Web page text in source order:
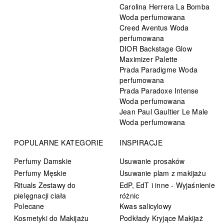
Carolina Herrera La Bomba
Woda perfumowana
Creed Aventus Woda
perfumowana
DIOR Backstage Glow
Maximizer Palette
Prada Paradigme Woda
perfumowana
Prada Paradoxe Intense
Woda perfumowana
Jean Paul Gaultier Le Male
Woda perfumowana
POPULARNE KATEGORIE
Perfumy Damskie
Perfumy Męskie
Rituals Zestawy do
pielęgnacji ciała
Polecane
Kosmetyki do Makijażu
INSPIRACJE
Usuwanie prosaków
Usuwanie plam z makijażu
EdP, EdT i inne - Wyjaśnienie
różnic
Kwas salicylowy
Podkłady Kryjące Makijaż